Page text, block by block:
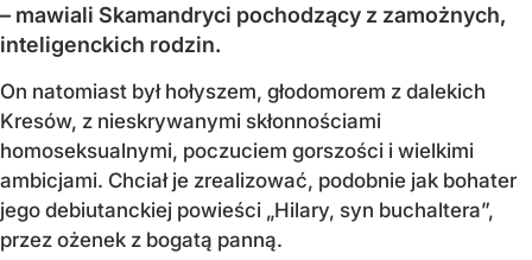
– mawiali Skamandryci pochodzący z zamożnych,
inteligenckich rodzin.
On natomiast był hołyszem, głodomorem z dalekich
Kresów, z nieskrywanymi skłonnościami
homoseksualnymi, poczuciem gorszości i wielkimi
ambicjami. Chciał je zrealizować, podobnie jak bohater
jego debiutanckiej powieści „Hilary, syn buchaltera”,
przez ożenek z bogatą panną.